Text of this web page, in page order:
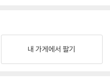
내 가게에서 팔기